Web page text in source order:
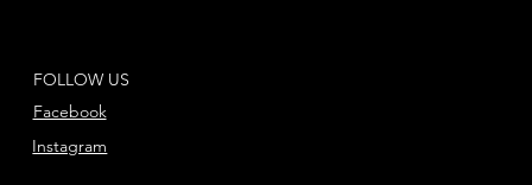
FOLLOW US
Facebook
Instagram